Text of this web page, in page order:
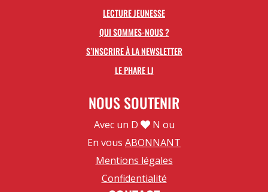
LECTURE JEUNESSE
QUI SOMMES-NOUS ?
S’INSCRIRE À LA NEWSLETTER
LE PHARE LJ
NOUS SOUTENIR
Avec un D
N ou
En vous ABONNANT
Mentions légales
Confidentialité